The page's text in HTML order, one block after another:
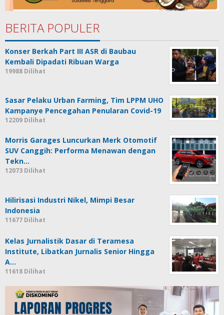
BERITA POPULER
Konser Berkah Part III ASR di Baubau
Kembali Dipadati Ribuan Warga
19988 Dilihat
Sasar Pelaku Urban Farming, Tim LPPM UHO
Kampanye Pencegahan Penularan Covid-19
12209 Dilihat
Morris Garages Luncurkan Merk Otomotif
SUV Canggih: Performa Menawan dengan
Tekn…
12073 Dilihat
Hilirisasi Industri Nikel, Mimpi Besar
Indonesia
11677 Dilihat
Kelas Jurnalistik Dasar di Teramesa
Institute, Libatkan Jurnalis Senior Hingga
A…
11618 Dilihat